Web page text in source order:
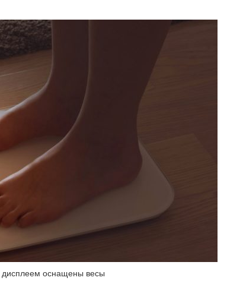
оснащены весы